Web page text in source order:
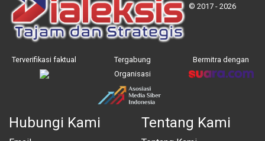
© 2017 - 2026
Terverifikasi faktual
Tergabung
Organisasi
Bermitra dengan
Hubungi Kami Tentang Kami